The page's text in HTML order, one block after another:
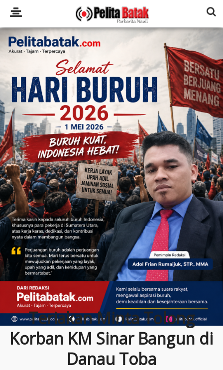
Teriakan Minta Tolong
Korban KM Sinar Bangun di
Danau Toba